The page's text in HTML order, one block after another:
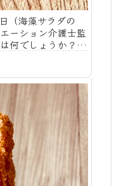
（海藻サラダの
ーション介護士監
何でしょうか？』